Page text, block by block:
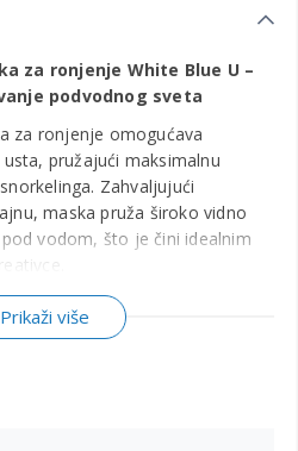
za ronjenje White Blue U –
podvodnog sveta
za ronjenje omogućava
pružajući maksimalnu
Zahvaljujući
maska pruža široko vidno
vodom, što je čini idealnim
atraktivnoj belo-plavoj
materijala koji
Prikaži više